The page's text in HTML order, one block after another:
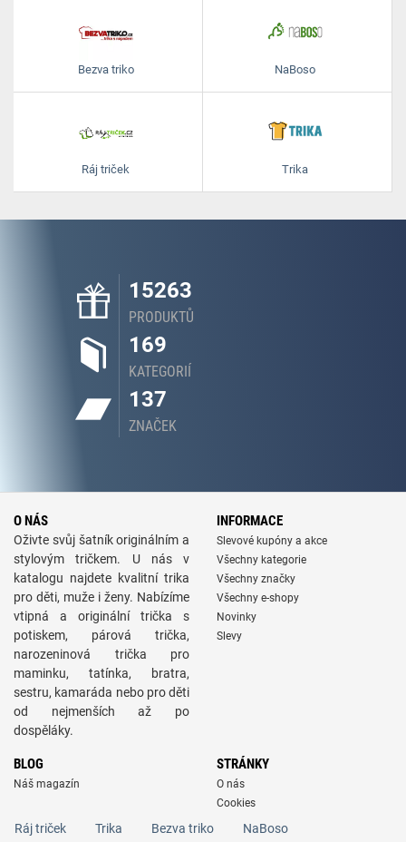
Bezva triko NaBoso
Ráj triček Trika
15263
PRODUKTŮ
169
KATEGORIÍ
137
ZNAČEK
O NÁS
Oživte svůj šatník originálním a
stylovým tričkem. U nás v
katalogu najdete kvalitní trika
pro děti, muže i ženy. Nabízíme
vtipná a originální trička s
potiskem, párová trička,
narozeninová trička pro
maminku, tatínka, bratra,
sestru, kamaráda nebo pro děti
od nejmenších až po
dospěláky.
INFORMACE
Slevové kupóny a akce
Všechny kategorie
Všechny značky
Všechny e-shopy
Novinky
Slevy
BLOG
Náš magazín
STRÁNKY
O nás
Cookies
Ráj triček Trika Bezva triko NaBoso